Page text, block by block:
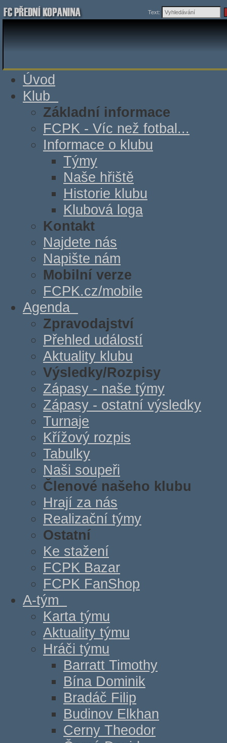
Text:
Úvod
Klub
Základní informace
FCPK - Víc než fotbal...
Informace o klubu
Týmy
Naše hřiště
Historie klubu
Klubová loga
Kontakt
Najdete nás
Napište nám
Mobilní verze
FCPK.cz/mobile
Agenda
Zpravodajství
Přehled událostí
Aktuality klubu
Výsledky/Rozpisy
Zápasy - naše týmy
Zápasy - ostatní výsledky
Turnaje
Křížový rozpis
Tabulky
Naši soupeři
Členové našeho klubu
Hrají za nás
Realizační týmy
Ostatní
Ke stažení
FCPK Bazar
FCPK FanShop
A-tým
Karta týmu
Aktuality týmu
Hráči týmu
Barratt Timothy
Bína Dominik
Bradáč Filip
Budinov Elkhan
Cerny Theodor